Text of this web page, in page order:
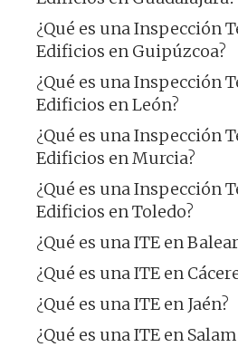
¿Qué es una Inspección
Edificios en Guipúzcoa?
¿Qué es una Inspección
Edificios en León?
¿Qué es una Inspección
Edificios en Murcia?
¿Qué es una Inspección
Edificios en Toledo?
¿Qué es una ITE en
¿Qué es una ITE en
¿Qué es una ITE en Jaén?
¿Qué es una ITE en